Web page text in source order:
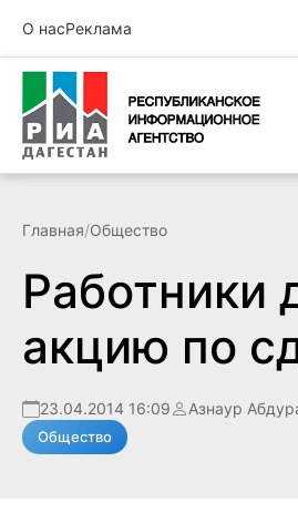
О насРеклама
Главная/Общество
Работники
акцию по
23.04.2014 16:09 Азнаур
Общество